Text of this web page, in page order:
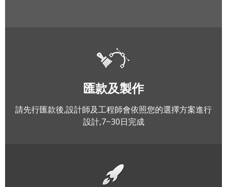
匯款及製作
請先行匯款後,設計師及工程師會依照您的選擇方案進行
設計,7~30日完成